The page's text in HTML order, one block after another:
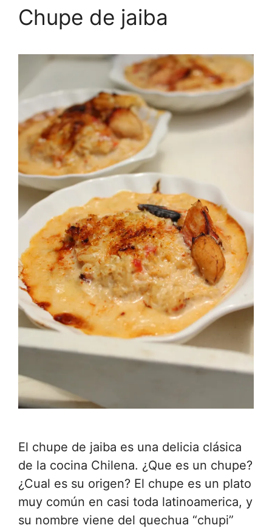
Chupe de jaiba
El chupe de jaiba es una delicia clásica
de la cocina Chilena. ¿Que es un chupe?
¿Cual es su origen? El chupe es un plato
muy común en casi toda latinoamerica, y
su nombre viene del quechua “chupi”